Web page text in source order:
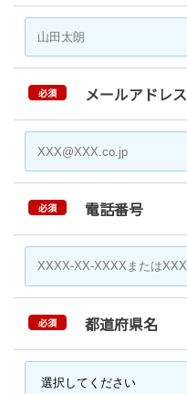
必須 メールアドレス
必須 電話番号
必須 都道府県名